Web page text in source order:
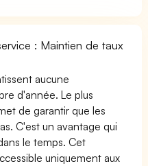
: Maintien de taux
aucune
d'année. Le plus
de garantir que les
C'est un avantage qui
le temps. Cet
uniquement aux